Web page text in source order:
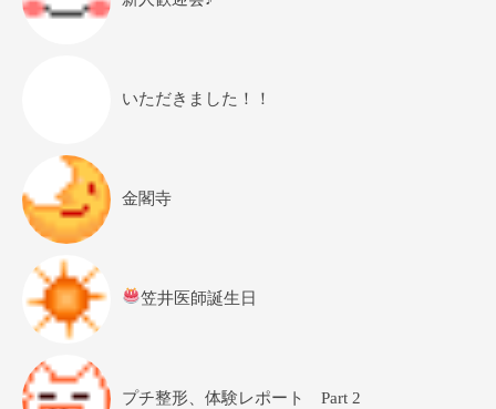
いただきました！！
金閣寺
笠井医師誕生日
プチ整形、体験レポート Part 2